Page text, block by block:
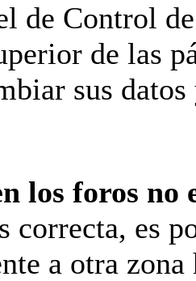
de Control
de las
sus
los foros no
correcta, es
a otra